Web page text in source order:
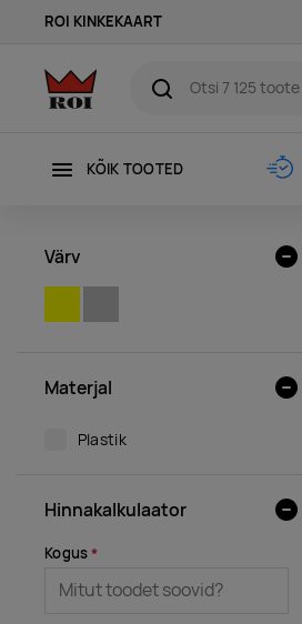
ROI KINKEKAART
KÕIK TOOTED
Värv
Materjal
Plastik
Hinnakalkulaator
Kogus